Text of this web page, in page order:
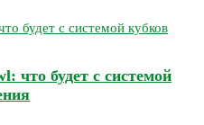
что будет с системой